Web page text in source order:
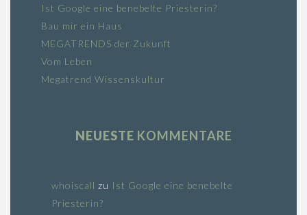
Ist Google eine benebelte Priesterin?
Bau mir ein Haus
MEGATRENDS der Zukunft
Vom Leben
Megatrend Wissenskultur
NEUESTE KOMMENTARE
whoiscall zu Ist Google eine benebelte
Priesterin?